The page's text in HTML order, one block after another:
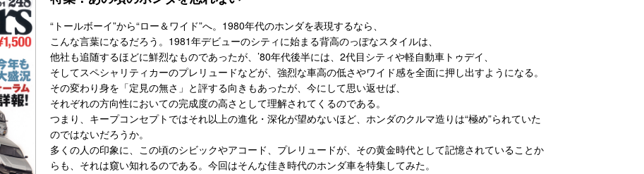
“トールボーイ”から“ロー＆ワイド”へ。1980年代のホンダを表現するなら、
こんな言葉になるだろう。1981年デビューのシティに始まる背高のっぽなスタイルは、
他社も追随するほどに鮮烈なものであったが、’80年代後半には、2代目シティや軽自動車トゥデイ、
そしてスペシャリティカーのプレリュードなどが、強烈な車高の低さやワイド感を全面に押し出すようになる。
その変わり身を「定見の無さ」と評する向きもあったが、今にして思い返せば、
それぞれの方向性においての完成度の高さとして理解されてくるのである。
つまり、キープコンセプトではそれ以上の進化・深化が望めないほど、ホンダのクルマ造りは“極め”られていた
のではないだろうか。
多くの人の印象に、この頃のシビックやアコード、プレリュードが、その黄金時代として記憶されていることか
らも、それは窺い知れるのである。今回はそんな佳き時代のホンダ車を特集してみた。